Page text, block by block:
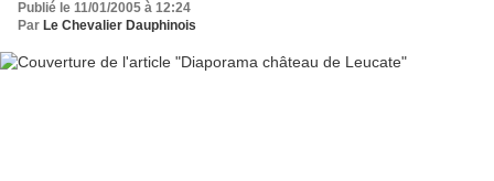
Publié le 11/01/2005 à 12:24
Par Le Chevalier Dauphinois